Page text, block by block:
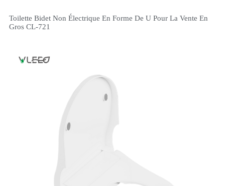
Toilette Bidet Non Électrique En Forme De U Pour La Vente En
Gros CL-721